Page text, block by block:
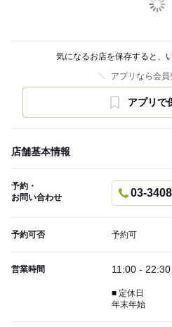
気になるお店を保存すると、
アプリなら会員
アプリで
店舗基本情報
予約・
お問い合わせ
03-
予約可否 予約可
営業時間 11:00 - 22:30
■ 定休日
年末年始